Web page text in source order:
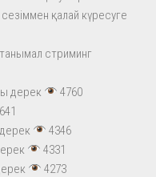
қалай күресуге
стриминг
дерек
4760
4346
4331
4273